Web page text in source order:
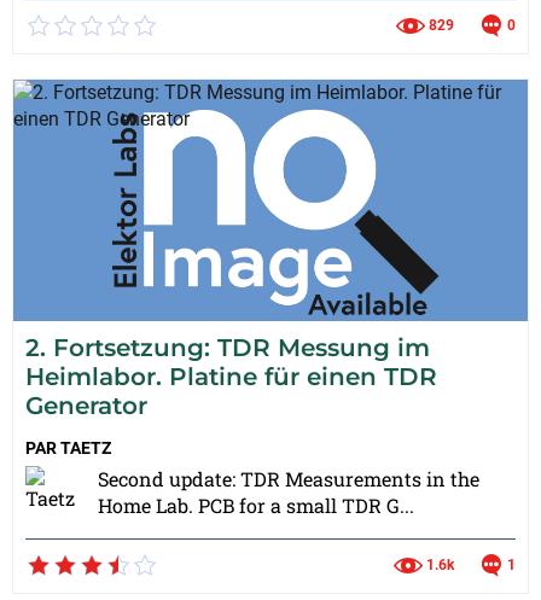
829 0
2. Fortsetzung: TDR Messung im
Heimlabor. Platine für einen TDR
Generator
PARTAETZ
Second update: TDR Measurements in the
Home Lab. PCB for a small TDR G...
1.6k 1